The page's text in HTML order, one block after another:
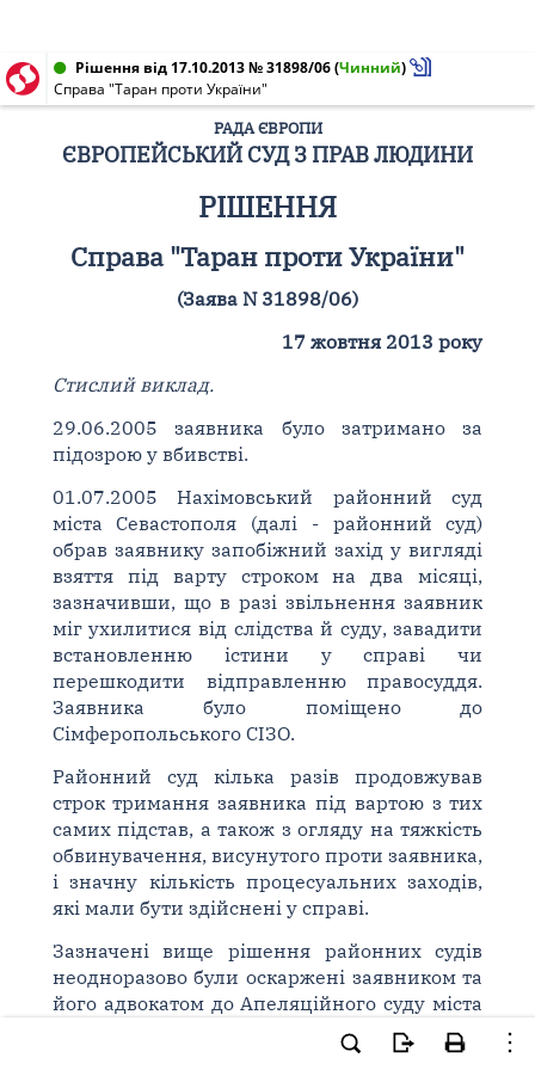
Рішення від 17.10.2013 № 31898/06(Чинний)
Справа "Таран проти України"
РАДА ЄВРОПИ
ЄВРОПЕЙСЬКИЙ СУД З ПРАВ ЛЮДИНИ
РІШЕННЯ
Справа "Таран проти України"
(Заява N 31898/06)
17 жовтня 2013 року
Стислий виклад.
29.06.2005 заявника було затримано за
підозрою у вбивстві.
01.07.2005 Нахімовський районний суд
міста Севастополя (далі - районний суд)
обрав заявнику запобіжний захід у вигляді
взяття під варту строком на два місяці,
зазначивши, що в разі звільнення заявник
міг ухилитися від слідства й суду, завадити
встановленню істини у справі чи
перешкодити відправленню правосуддя.
Заявника було поміщено до
Сімферопольського СІЗО.
Районний суд кілька разів продовжував
строк тримання заявника під вартою з тих
самих підстав, а також з огляду на тяжкість
обвинувачення, висунутого проти заявника,
і значну кількість процесуальних заходів,
які мали бути здійснені у справі.
Зазначені вище рішення районних судів
неодноразово були оскаржені заявником та
його адвокатом до Апеляційного суду міста
Севастополя (далі - апеляційний суд), однак